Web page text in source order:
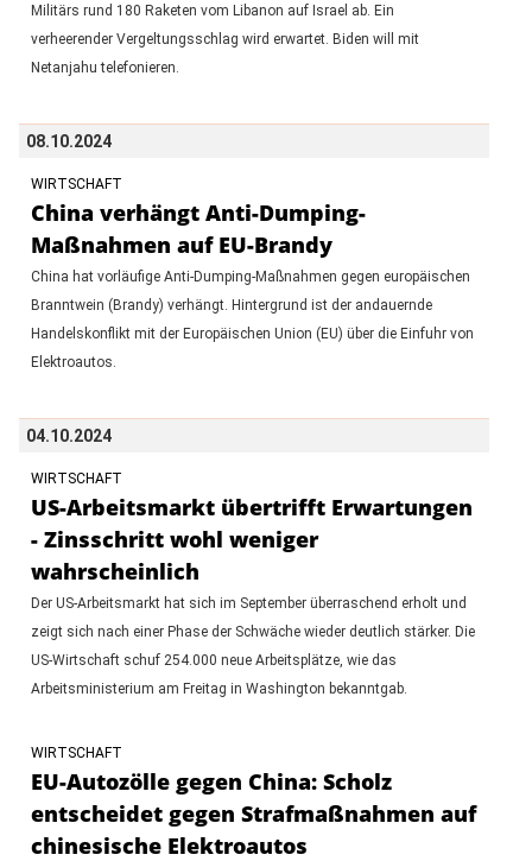
Militärs rund 180 Raketen vom Libanon auf Israel ab. Ein
verheerender Vergeltungsschlag wird erwartet. Biden will mit
Netanjahu telefonieren.
08.10.2024
WIRTSCHAFT
China verhängt Anti-Dumping-
Maßnahmen auf EU-Brandy
China hat vorläufige Anti-Dumping-Maßnahmen gegen europäischen
Branntwein (Brandy) verhängt. Hintergrund ist der andauernde
Handelskonflikt mit der Europäischen Union (EU) über die Einfuhr von
Elektroautos.
04.10.2024
WIRTSCHAFT
US-Arbeitsmarkt übertrifft Erwartungen
- Zinsschritt wohl weniger
wahrscheinlich
Der US-Arbeitsmarkt hat sich im September überraschend erholt und
zeigt sich nach einer Phase der Schwäche wieder deutlich stärker. Die
US-Wirtschaft schuf 254.000 neue Arbeitsplätze, wie das
Arbeitsministerium am Freitag in Washington bekanntgab.
WIRTSCHAFT
EU-Autozölle gegen China: Scholz
entscheidet gegen Strafmaßnahmen auf
chinesische Elektroautos